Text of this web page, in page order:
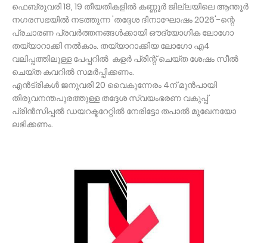
ഫെബ്രുവരി 18, 19 തീയതികളിൽ കണ്ണൂർ ജില്ലയിലെ ആന്തൂർ
നഗരസഭയിൽ നടത്തുന്ന 'തദ്ദേശ ദിനാഘോഷം 2026'-ന്റെ
പ്രചാരണ പ്രവർത്തനങ്ങൾക്കായി ഔദ്യോഗിക ലോഗോ
തയ്യാറാക്കി നൽകാം. തയ്യാറാക്കിയ ലോഗോ എ4
വലിപ്പത്തിലുള്ള പേപ്പറിൽ കളർ പ്രിന്റ് ചെയ്ത ശേഷം സീൽ
ചെയ്ത കവറിൽ സമർപ്പിക്കണം.
എൻട്രികൾ ജനുവരി 20 വൈകുന്നേരം 4ന് മുൻപായി
തിരുവനന്തപുരത്തുള്ള തദ്ദേശ സ്വയംഭരണ വകുപ്പ്
പ്രിൻസിപ്പൽ ഡയറക്ടറേറ്റിൽ നേരിട്ടോ തപാൽ മുഖേനയോ
ലഭിക്കണം.